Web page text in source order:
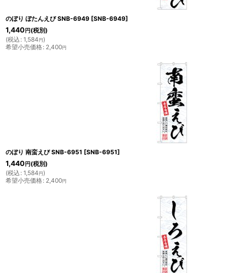
のぼり ぼたんえび SNB-6949 [SNB-6949]
1,440 円 (税別)
(税込 : 1,584円)
希望小売価格: 2,400円
のぼり 南蛮えび SNB-6951 [SNB-6951]
1,440 円 (税別)
(税込 : 1,584円)
希望小売価格: 2,400円